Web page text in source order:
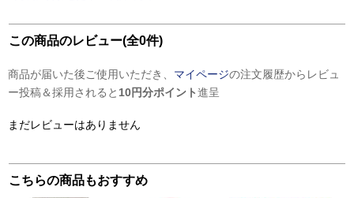
この商品のレビュー(全0件)
商品が届いた後ご使用いただき、 マイページの注文履歴からレビュ
ー投稿＆採用されると 10円分ポイント進呈
まだレビューはありません
こちらの商品もおすすめ